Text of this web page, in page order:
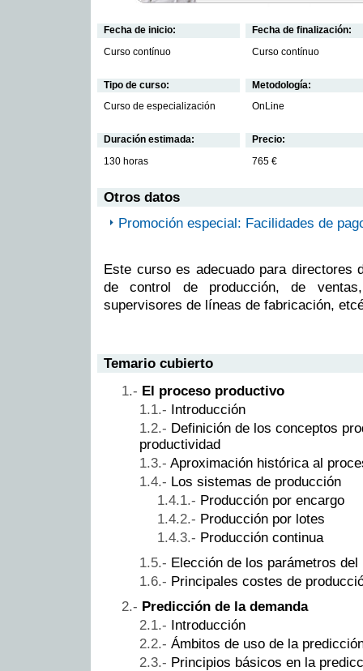
Fecha de inicio:
Curso contínuo
Fecha de finalización:
Curso contínuo
Tipo de curso:
Curso de especialización
Metodología:
OnLine
Duración estimada:
130 horas
Precio:
765 €
Otros datos
Promoción especial: Facilidades de
Este curso es adecuado para directores
de control de producción, de
supervisores de líneas de fabricación,
Temario cubierto
El proceso productivo
Introducción
Definición de los conceptos
productividad
Aproximación histórica al
Los sistemas de producción
Producción por encargo
Producción por lotes
Producción continua
Elección de los parámetros
Principales costes de
Predicción de la demanda
Introducción
Ámbitos de uso de la
Principios básicos en la